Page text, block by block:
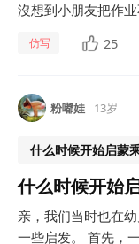
沒想到小朋友把作
仿写 25
粉嘟娃 13岁
什么时候开始启蒙
什么时候开始
亲，我们当时也在
一些启发。 首先，